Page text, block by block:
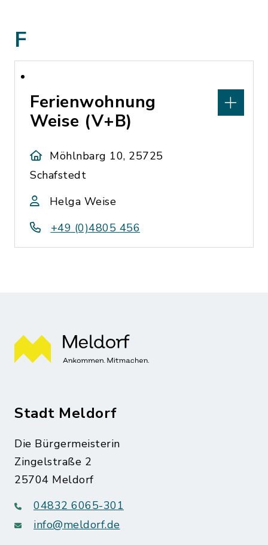
F
Ferienwohnung
Weise (V+B)
Möhlnbarg 10, 25725
Schafstedt
Helga Weise
+49 (0)4805 456
Stadt Meldorf
Die Bürgermeisterin
Zingelstraße 2
25704 Meldorf
04832 6065-301
info@meldorf.de